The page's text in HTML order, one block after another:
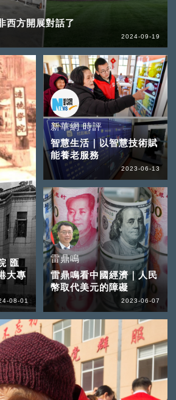
西方開展對話了
2024-09-19
匯
大專
08-01
新華網 時評
智慧生活｜以智慧技術賦
能養老服務
2023-06-13
雷鼎鳴
雷鼎鳴看中國經濟｜人民
幣取代美元的障礙
2023-06-07